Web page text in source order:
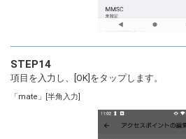
STEP14
項目を入力し、[OK]をタップします。
「mate」[半角入力]